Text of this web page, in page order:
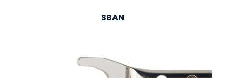
SBAN